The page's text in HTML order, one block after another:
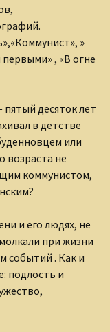
«Коммунист», »
, «В огне
десяток лет
в детстве
или
возраста не
коммунистом,
и его людях, не
при жизни
событий . Как и
подлость и